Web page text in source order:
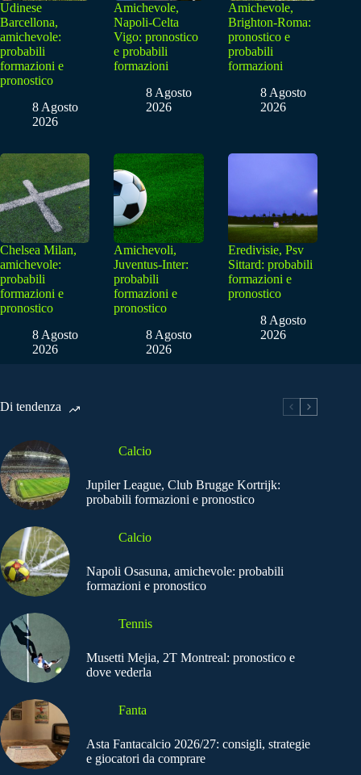
Udinese
Barcellona,
amichevole:
probabili
formazioni e
pronostico
8 Agosto
2026
Amichevole,
Napoli-Celta
Vigo: pronostico
e probabili
formazioni
8 Agosto
2026
Amichevole,
Brighton-Roma:
pronostico e
probabili
formazioni
8 Agosto
2026
Chelsea Milan,
amichevole:
probabili
formazioni e
pronostico
8 Agosto
2026
Amichevoli,
Juventus-Inter:
probabili
formazioni e
pronostico
8 Agosto
2026
Eredivisie, Psv
Sittard: probabili
formazioni e
pronostico
8 Agosto
2026
Di tendenza
Calcio
Jupiler League, Club Brugge Kortrijk:
probabili formazioni e pronostico
Calcio
Napoli Osasuna, amichevole: probabili
formazioni e pronostico
Tennis
Musetti Mejia, 2T Montreal: pronostico e
dove vederla
Fanta
Asta Fantacalcio 2026/27: consigli, strategie
e giocatori da comprare